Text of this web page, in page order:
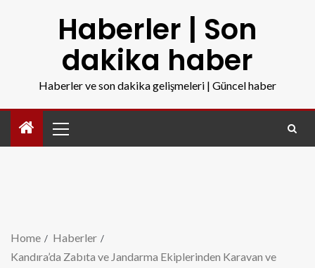
Haberler | Son
dakika haber
Haberler ve son dakika gelişmeleri | Güncel haber
Home
Haberler
Kandıra’da Zabıta ve Jandarma Ekiplerinden Karavan ve